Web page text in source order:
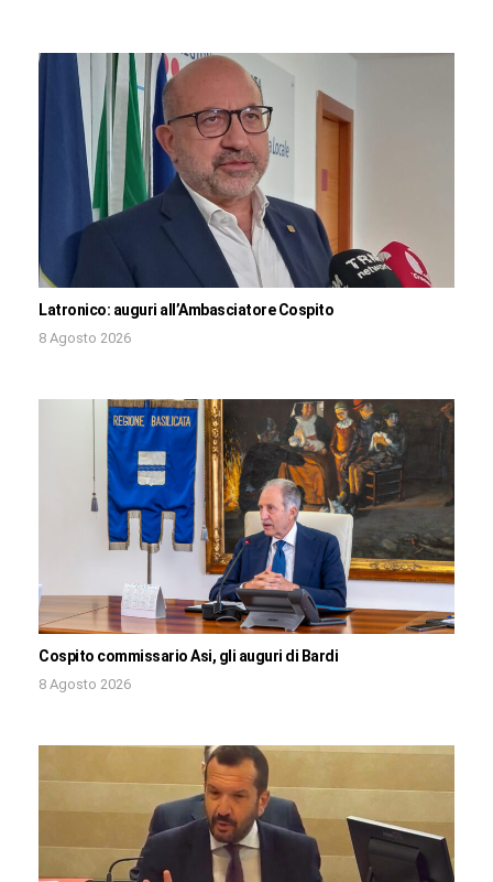
Latronico: auguri all’Ambasciatore Cospito
8 Agosto 2026
Cospito commissario Asi, gli auguri di Bardi
8 Agosto 2026